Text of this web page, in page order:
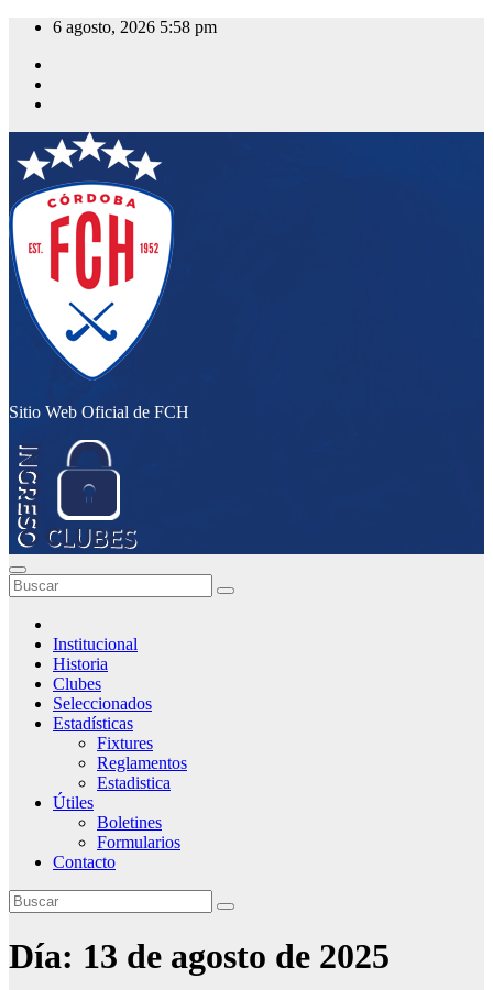
Saltar
contenido
6 agosto, 2026 5:58 pm
Sitio Web Oficial de FCH
Institucional
Historia
Clubes
Seleccionados
Estadísticas
Fixtures
Reglamentos
Estadistica
Útiles
Boletines
Formularios
Contacto
Día: 13 de agosto de 2025